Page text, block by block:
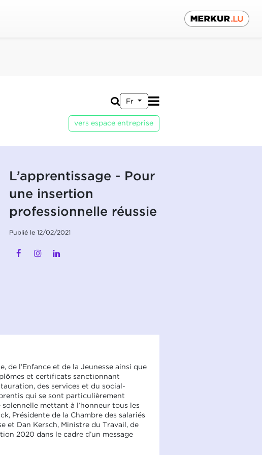
Fr
vers espace entreprise
L’apprentissage - Pour
une insertion
professionnelle réussie
Publié le 12/02/2021
de l’Enfance et de la Jeunesse ainsi que
et certificats sanctionnant
des services et du social-
qui se sont particulièrement
mettant à l’honneur tous les
Présidente de la Chambre des salariés
et Dan Kersch, Ministre du Travail, de
2020 dans le cadre d’un message